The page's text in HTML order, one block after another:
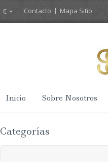
€ Contacto Mapa Sitio
Inicio Sobre Nosotros
Categorías